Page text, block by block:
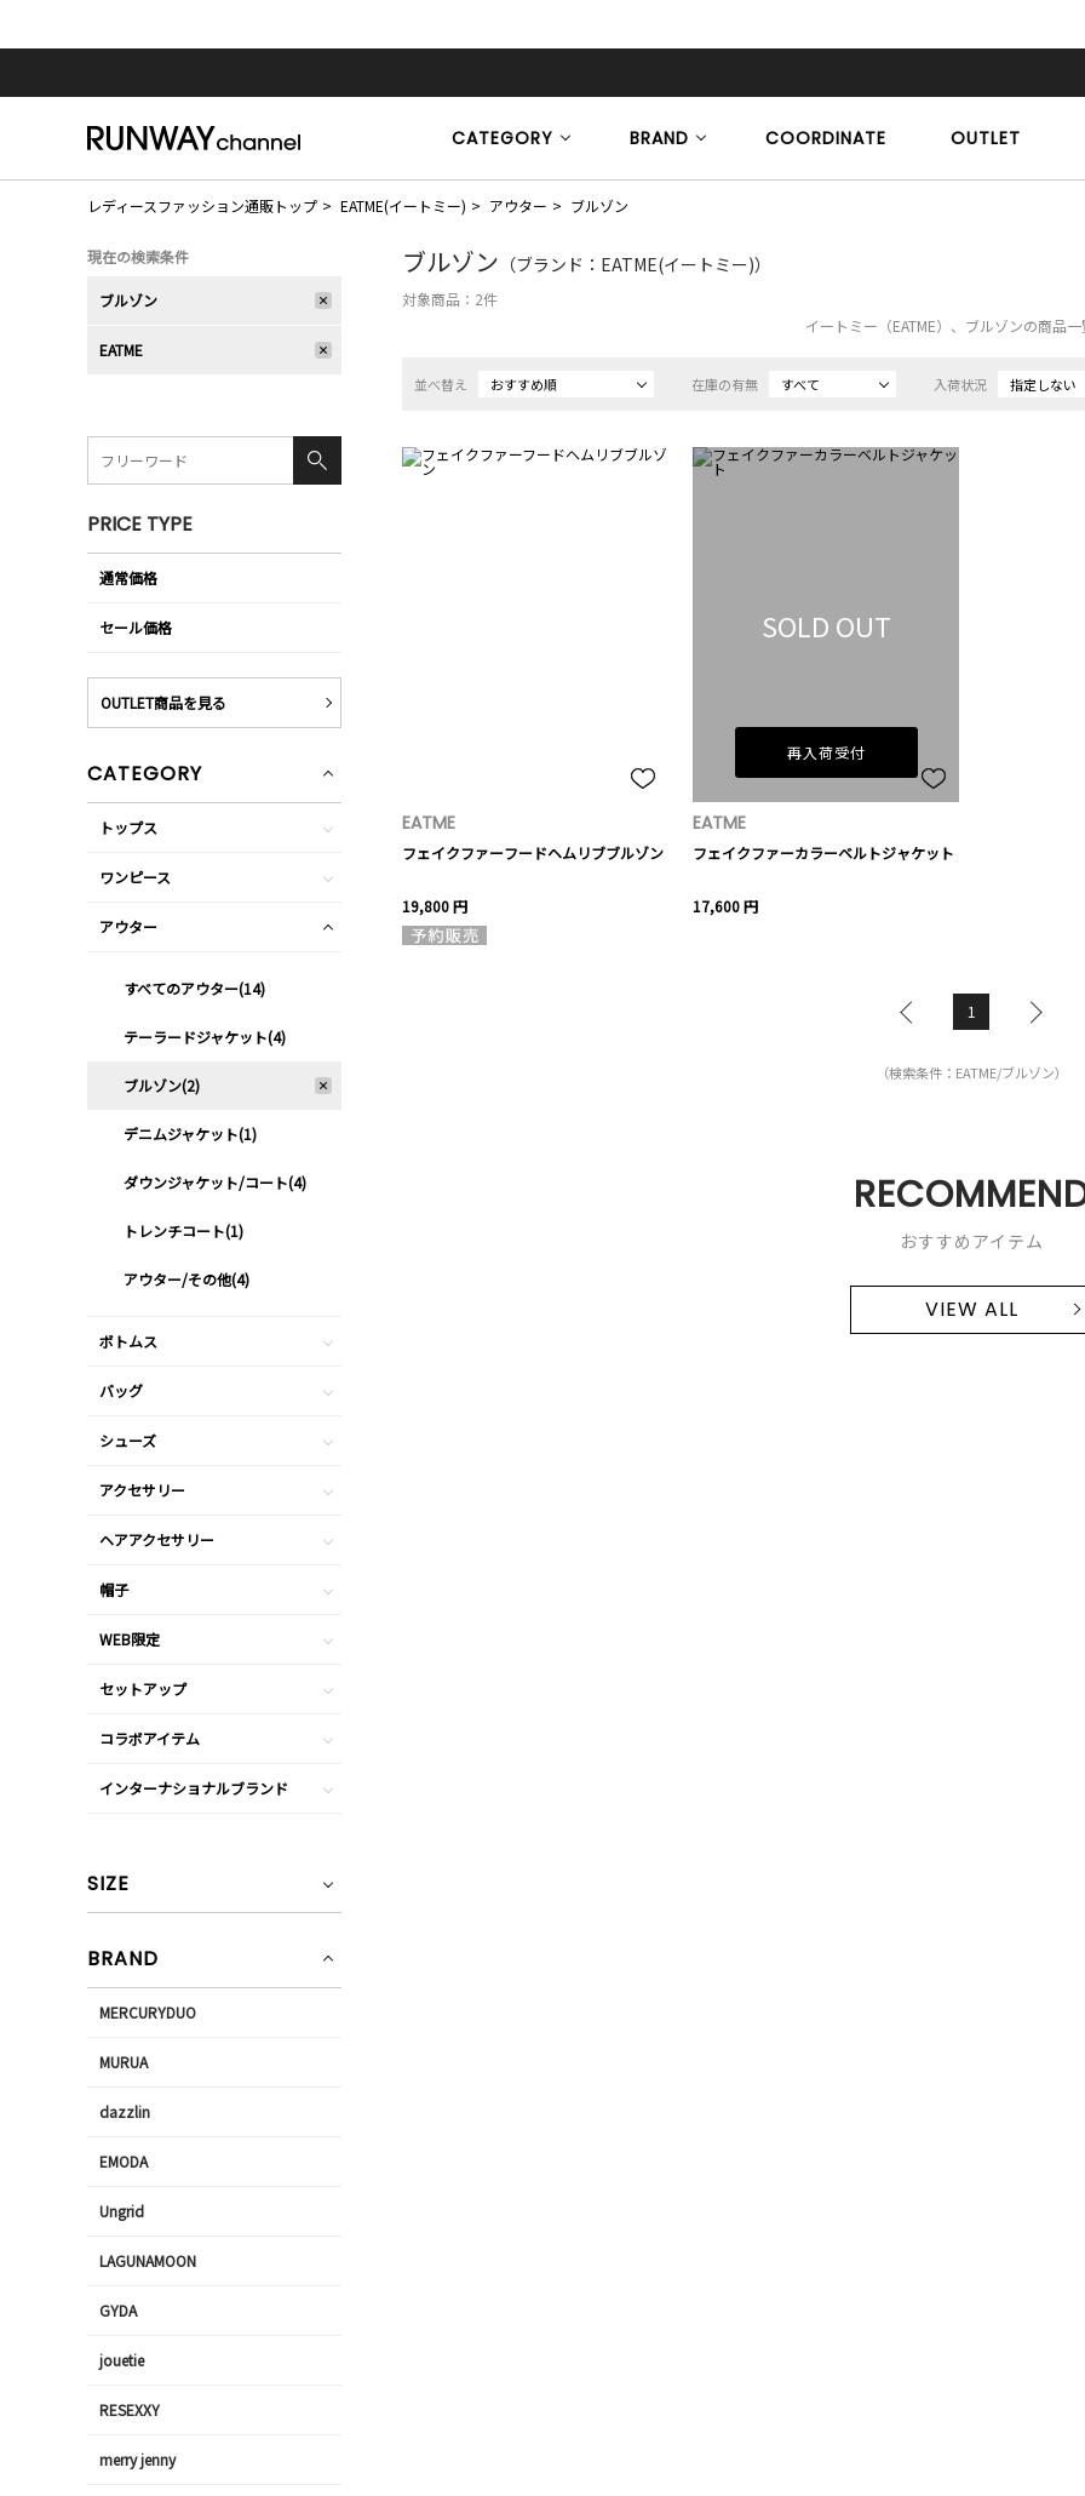
CATEGORY BRAND COORDINATE OUTLET
レディースファッション通販トップ EATME(イートミー) アウター ブルゾン
ブルゾン （ブランド：EATME(イートミー)）
対象商品： 2件
イートミー（EATME）、ブルゾンの商品一
並べ替え おすすめ順 在庫の有無 すべて 入荷状況 指定しない
EATME
フェイクファーフードヘムリブブルゾン
19,800 円
SOLD OUT
再入荷受付
EATME
フェイクファーカラーベルトジャケット
17,600 円
1
（検索条件：EATME/ブルゾン）
おすすめアイテム
VIEW ALL
現在の検索条件
ブルゾン
EATME
PRICE TYPE
通常価格
セール価格
OUTLET商品を見る
CATEGORY
トップス
ワンピース
アウター
すべてのアウター(14)
テーラードジャケット(4)
ブルゾン(2)
デニムジャケット(1)
ダウンジャケット/コート(4)
トレンチコート(1)
アウター/その他(4)
ボトムス
バッグ
シューズ
アクセサリー
ヘアアクセサリー
帽子
WEB限定
セットアップ
コラボアイテム
インターナショナルブランド
SIZE
BRAND
MERCURYDUO
MURUA
dazzlin
EMODA
Ungrid
LAGUNAMOON
GYDA
jouetie
RESEXXY
merry jenny